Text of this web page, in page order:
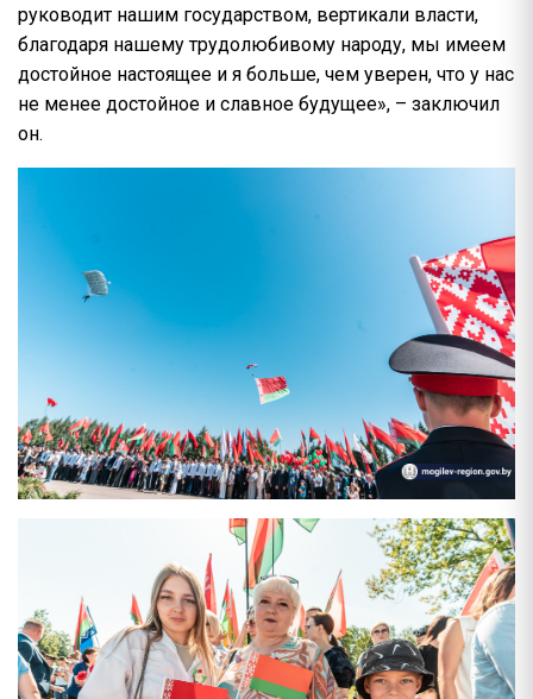
руководит нашим государством, вертикали власти,
благодаря нашему трудолюбивому народу, мы имеем
достойное настоящее и я больше, чем уверен, что у нас
не менее достойное и славное будущее», – заключил
он.